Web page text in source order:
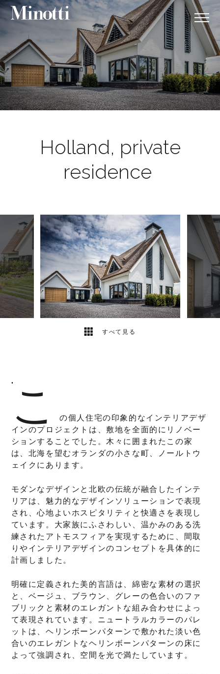
Holland, private
residence
すべて見る
14 2
" こ
の個人住宅の印象的なインテリアデザ
インのプロジェクトは、敷地を全面的にリノベー
ションすることでした。木々に囲まれたこの家
は、北海を望むオランダの小さな町、ノールトウ
ェイクにあります。
モダンなデザインと北欧の伝統が融合したインテ
リアは、魅力的なデザインソリューションで表現
され、心地よいホスピタリティと快適さを表現し
ています。大家族にふさわしい、温かみのある洗
練されたアトモスフィアを実現するために、間取
りやインテリアデザインのコンセプトを具体的に
計画しました。
明確に定義された美的言語は、綿密な素材の選択
と、ベージュ、ブラウン、グレーの色合いのファ
ブリックと素材のエレガントな組み合わせによっ
て表現されています。ニュートラルカラーのパレ
ットは、ヘリンボーンパターンで敷かれた淡い色
合いのエレガントなヘリンボーンパターンの床に
よって強調され、空間を光で満たしています。